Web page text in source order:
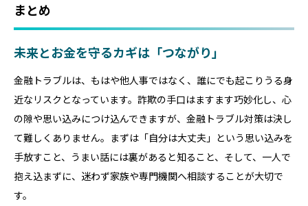
まとめ
未来とお金を守るカギは「つながり」
金融トラブルは、もはや他人事ではなく、誰にでも起こりうる身
近なリスクとなっています。詐欺の手口はますます巧妙化し、心
の隙や思い込みにつけ込んできますが、金融トラブル対策は決し
て難しくありません。まずは「自分は大丈夫」という思い込みを
手放すこと、うまい話には裏があると知ること、そして、一人で
抱え込まずに、迷わず家族や専門機関へ相談することが大切で
す。